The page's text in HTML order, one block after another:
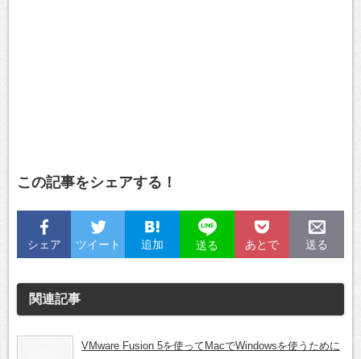
この記事をシェアする！
シェア ツイート 追加 送る あとで 送る
関連記事
VMware Fusion 5を使ってMacでWindowsを使うために